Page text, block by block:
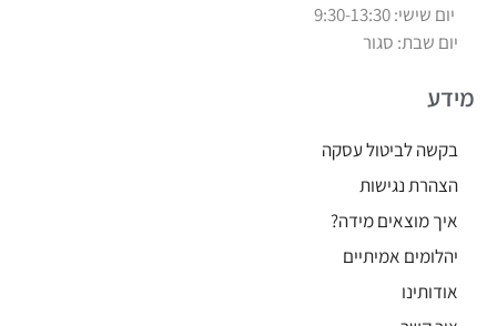
יום שישי: 9:30-13:30
יום שבת: סגור
מידע
בקשה לביטול עסקה
הצהרת נגישות
איך מוצאים מידה?
יהלומים אמיתיים
אודותינו